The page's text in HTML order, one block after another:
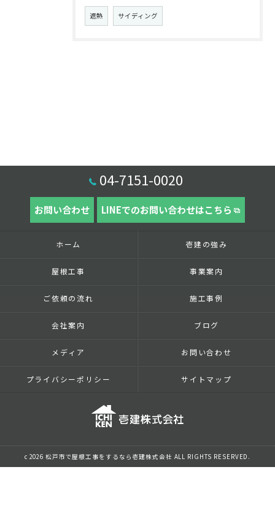
遮熱 サイディング
04-7151-0020
お問い合わせ LINEでのお問い合わせはこちら
ホーム 壱建の強み
屋根工事 事業案内
ご依頼の流れ 施工事例
会社案内 ブログ
メディア お問い合わせ
プライバシーポリシー サイトマップ
c 2026 松戸市で屋根工事をするなら壱建株式会社 ALL RIGHTS RESERVED.